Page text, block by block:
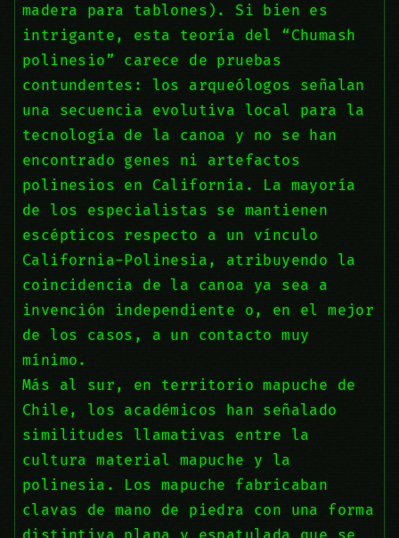
madera para tablones). Si bien es
intrigante, esta teoría del “Chumash
polinesio” carece de pruebas
contundentes: los arqueólogos señalan
una secuencia evolutiva local para la
tecnología de la canoa y no se han
encontrado genes ni artefactos
polinesios en California. La mayoría
de los especialistas se mantienen
escépticos respecto a un vínculo
California-Polinesia, atribuyendo la
coincidencia de la canoa ya sea a
invención independiente o, en el mejor
de los casos, a un contacto muy
mínimo.
Más al sur, en territorio mapuche de
Chile, los académicos han señalado
similitudes llamativas entre la
cultura material mapuche y la
polinesia. Los mapuche fabricaban
clavas de mano de piedra con una forma